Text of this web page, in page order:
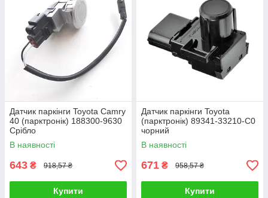
Датчик паркінги Toyota Camry
40 (парктронік) 188300-9630
Срібло
В наявності
643 ₴ 918,57 ₴
Купити
Датчик паркінги Toyota
(парктронік) 89341-33210-C0
чорний
В наявності
671 ₴ 958,57 ₴
Купити